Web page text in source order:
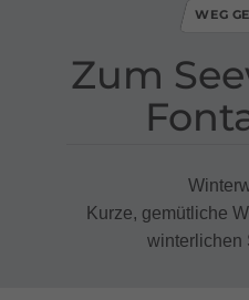
Zum
WEG
Kurze, gemütliche
winterlichen